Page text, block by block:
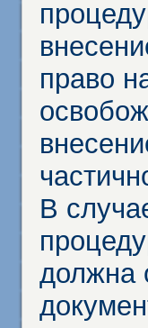
право
В
должна